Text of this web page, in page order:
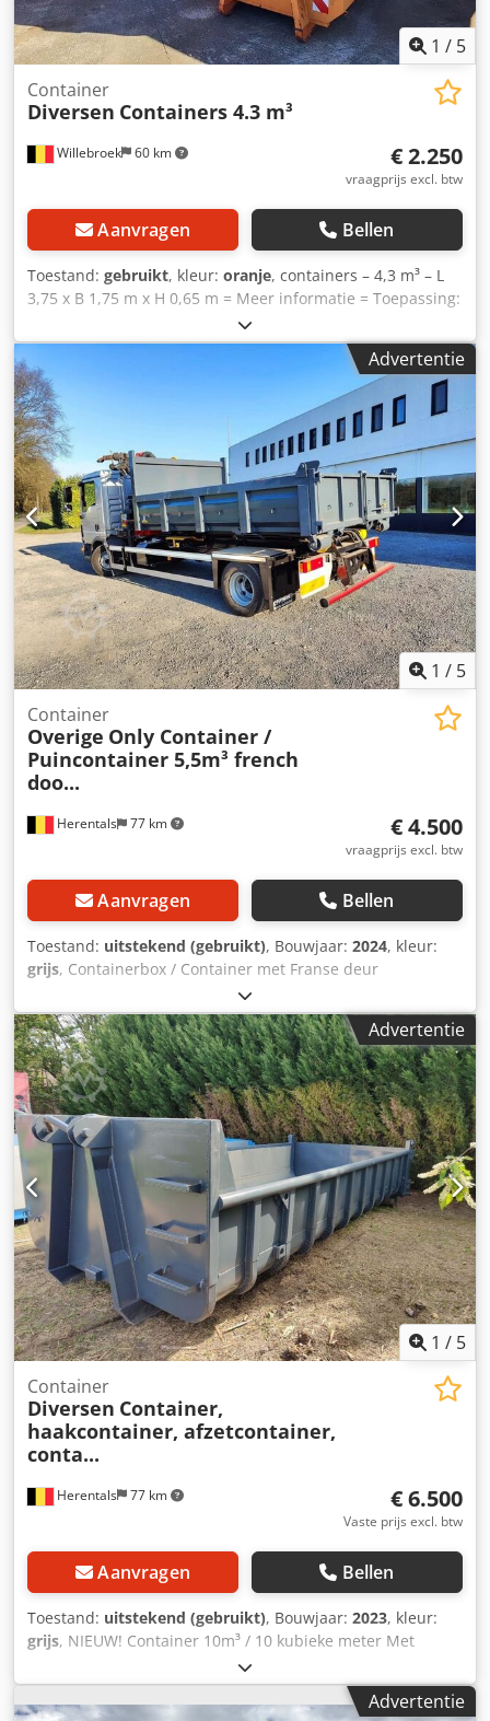
1 / 5
Willebroek 60 km
Container
Diversen Containers 4.3 m³
€ 2.250
vraagprijs excl. btw
Aanvragen Bellen
Toestand: gebruikt, kleur: oranje, containers – 4,3 m³ – L
3,75 x B 1,75 m x H 0,65 m = Meer informatie = Toepassing:
grondverzetwerkzaamheden Neem contact op met Miguel
Cubas voor meer informatie. = Bedrijfsinformatie = Dcsdjxz
Rm Ijpfx Anusk Wij zijn gevestigd tussen Antwerpen en
Brussel, langs de A12-snelweg, in de buurt van de haven
van Antwerpen. Openingstijden: van maandag tot en met
vrijdag, doorlopend van 8.30 uur tot 19.00 uur.
Advertentie
1 / 5
Herentals 77 km
Container
Overige Only Container /
Puincontainer 5,5m³ french
doo...
€ 4.500
vraagprijs excl. btw
Aanvragen Bellen
Toestand: uitstekend (gebruikt), Bouwjaar: 2024, kleur:
grijs, Containerbox / Container met Franse deur
Binnenafmetingen: Lengte: 4,0 meter Breedte: 2,3 meter
Hoogte: 0,6 meter ==> 5,5 kubieke meter Dcodpozldugofx
Anujk Dikte laadvloer: 5 mm Zijwanddikte: 4 mm Cevoman
bv. Lenskensdijk 5 2200 Herentals België
Advertentie
1 / 5
Herentals 77 km
Container
Diversen Container,
haakcontainer, afzetcontainer,
conta...
€ 6.500
Vaste prijs excl. btw
Aanvragen Bellen
Toestand: uitstekend (gebruikt), Bouwjaar: 2023, kleur:
grijs, NIEUW! Container 10m³ / 10 kubieke meter Met
Franse deuren. Lengte: 5,5 meter Breedte: 2,28 meter
Hoogte: 0,8 meter Haakhoogte: 1,45 meter Cevoman bvba.
Lenskendijk 5 2200 Herentals België Dsdszldrxepfx Anusck
Advertentie